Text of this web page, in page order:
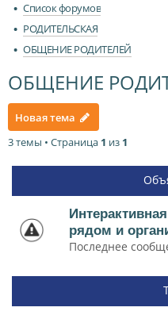
Список форумов
РОДИТЕЛЬСКАЯ
ОБЩЕНИЕ РОДИТЕЛЕЙ
ОБЩЕНИЕ
Новая тема
3 темы • Страница 1 из 1
рядом и
Последнее